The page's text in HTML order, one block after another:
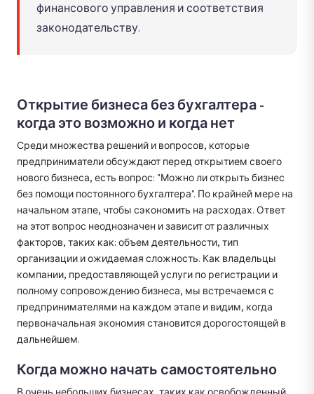
финансового управления и соответствия
законодательству.
Открытие бизнеса без бухгалтера -
когда это возможно и когда нет
Среди множества решений и вопросов, которые
предприниматели обсуждают перед открытием своего
нового бизнеса, есть вопрос: "Можно ли открыть бизнес
без помощи постоянного бухгалтера". По крайней мере на
начальном этапе, чтобы сэкономить на расходах. Ответ
на этот вопрос неоднозначен и зависит от различных
факторов, таких как: объем деятельности, тип
организации и ожидаемая сложность. Как владельцы
компании, предоставляющей услуги по регистрации и
полному сопровождению бизнеса, мы встречаемся с
предпринимателями на каждом этапе и видим, когда
первоначальная экономия становится дорогостоящей в
дальнейшем.
Когда можно начать самостоятельно